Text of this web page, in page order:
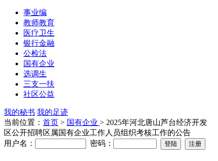
事业编
教师教育
医疗卫生
银行金融
公检法
国有企业
选调生
三支一扶
社区公益
我的秘书 我的足迹
当前位置： 首页 > 国有企业 > 2025年河北唐山芦台经济开发
区公开招聘区属国有企业工作人员组织考核工作的公告
用户名：
密码：